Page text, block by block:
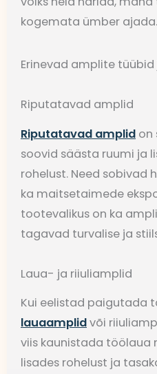
kogemata ümber ajada.
Erinevad amplite
Riputatavad amplid
Riputatavad amplid on
soovid säästa ruumi ja
rohelust. Need sobivad
ka maitsetaimede
tootevalikus on ka
tagavad turvalise ja
Laua- ja riiuliamplid
Kui eelistad paigutada
lauaamplidvõi
viis kaunistada töölaua
lisades rohelust ja